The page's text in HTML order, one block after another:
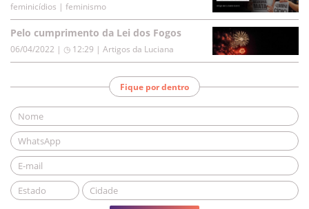
feminicídios | feminismo
Pelo cumprimento da Lei dos Fogos
06/04/2022 | ◷ 12:29 | Artigos da Luciana
Fique por dentro